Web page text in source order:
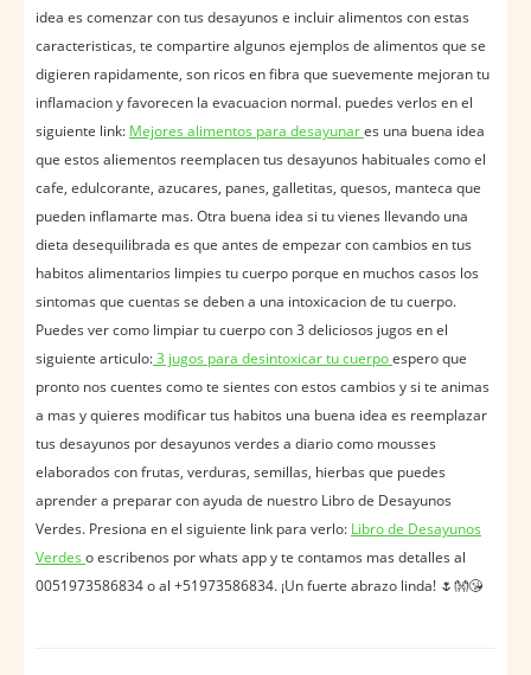
idea es comenzar con tus desayunos e incluir alimentos con estas
caracteristicas, te compartire algunos ejemplos de alimentos que se
digieren rapidamente, son ricos en fibra que suevemente mejoran tu
inflamacion y favorecen la evacuacion normal. puedes verlos en el
siguiente link: Mejores alimentos para desayunares una buena idea
que estos aliementos reemplacen tus desayunos habituales como el
cafe, edulcorante, azucares, panes, galletitas, quesos, manteca que
pueden inflamarte mas. Otra buena idea si tu vienes llevando una
dieta desequilibrada es que antes de empezar con cambios en tus
habitos alimentarios limpies tu cuerpo porque en muchos casos los
sintomas que cuentas se deben a una intoxicacion de tu cuerpo.
Puedes ver como limpiar tu cuerpo con 3 deliciosos jugos en el
siguiente articulo:3 jugos para desintoxicar tu cuerpoespero que
pronto nos cuentes como te sientes con estos cambios y si te animas
a mas y quieres modificar tus habitos una buena idea es reemplazar
tus desayunos por desayunos verdes a diario como mousses
elaborados con frutas, verduras, semillas, hierbas que puedes
aprender a preparar con ayuda de nuestro Libro de Desayunos
Verdes. Presiona en el siguiente link para verlo: Libro de Desayunos
Verdes o escribenos por whats app y te contamos mas detalles al
0051973586834 o al +51973586834. ¡Un fuerte abrazo linda! 🌷👐😘